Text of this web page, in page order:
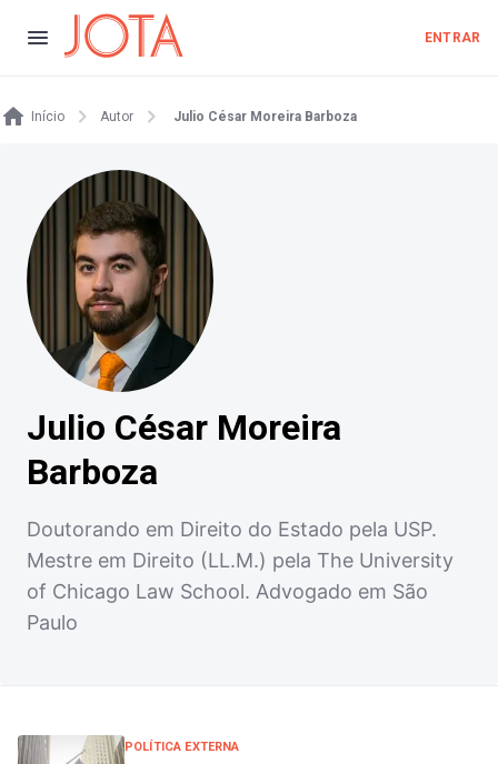
ENTRAR
Início Autor Julio César Moreira Barboza
Julio César Moreira
Barboza
Doutorando em Direito do Estado pela USP.
Mestre em Direito (LL.M.) pela The University
of Chicago Law School. Advogado em São
Paulo
POLÍTICA EXTERNA